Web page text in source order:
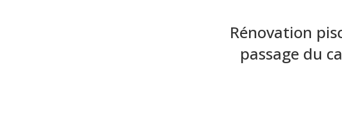
Rénovation
passage du